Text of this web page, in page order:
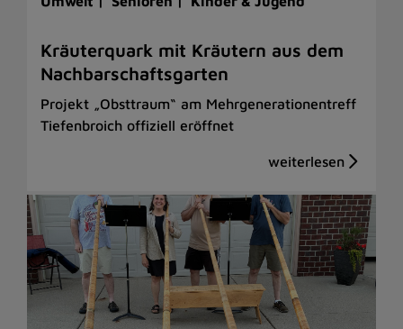
Kräuterquark mit Kräutern aus dem
Nachbarschaftsgarten
Projekt „Obsttraum“ am Mehrgenerationentreff
Tiefenbroich offiziell eröffnet